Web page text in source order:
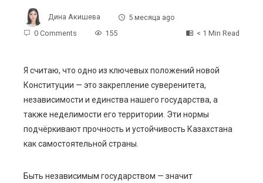
Дина Акишева
5 месяца ago
0 Comments
155 < 1 Min Read
Я считаю, что одно из ключевых положений новой
Конституции — это закрепление суверенитета,
независимости и единства нашего государства, а
также неделимости его территории. Эти нормы
подчёркивают прочность и устойчивость Казахстана
как самостоятельной страны.
Быть независимым государством — значит